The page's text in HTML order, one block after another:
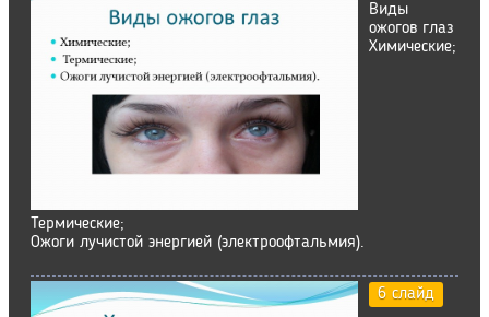
Виды
ожогов глаз
Химические;
Термические;
Ожоги лучистой энергией (электроофтальмия).
6 слайд